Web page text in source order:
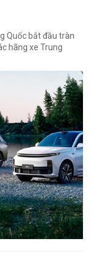
Quốc bắt đầu tràn
hãng xe Trung